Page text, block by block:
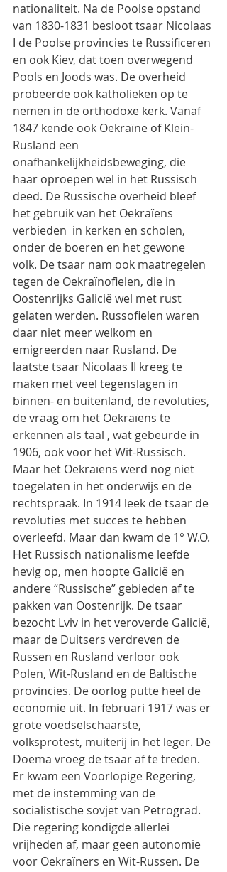
nationaliteit. Na de Poolse opstand
van 1830-1831 besloot tsaar Nicolaas
I de Poolse provincies te Russificeren
en ook Kiev, dat toen overwegend
Pools en Joods was. De overheid
probeerde ook katholieken op te
nemen in de orthodoxe kerk. Vanaf
1847 kende ook Oekraïne of Klein-
Rusland een
onafhankelijkheidsbeweging, die
haar oproepen wel in het Russisch
deed. De Russische overheid bleef
het gebruik van het Oekraïens
verbieden  in kerken en scholen,
onder de boeren en het gewone
volk. De tsaar nam ook maatregelen
tegen de Oekraïnofielen, die in
Oostenrijks Galicië wel met rust
gelaten werden. Russofielen waren
daar niet meer welkom en
emigreerden naar Rusland. De
laatste tsaar Nicolaas II kreeg te
maken met veel tegenslagen in
binnen- en buitenland, de revoluties,
de vraag om het Oekraïens te
erkennen als taal , wat gebeurde in
1906, ook voor het Wit-Russisch.
Maar het Oekraïens werd nog niet
toegelaten in het onderwijs en de
rechtspraak. In 1914 leek de tsaar de
revoluties met succes te hebben
overleefd. Maar dan kwam de 1° W.O.
Het Russisch nationalisme leefde
hevig op, men hoopte Galicië en
andere “Russische” gebieden af te
pakken van Oostenrijk. De tsaar
bezocht Lviv in het veroverde Galicië,
maar de Duitsers verdreven de
Russen en Rusland verloor ook
Polen, Wit-Rusland en de Baltische
provincies. De oorlog putte heel de
economie uit. In februari 1917 was er
grote voedselschaarste,
volksprotest, muiterij in het leger. De
Doema vroeg de tsaar af te treden.
Er kwam een Voorlopige Regering,
met de instemming van de
socialistische sovjet van Petrograd.
Die regering kondigde allerlei
vrijheden af, maar geen autonomie
voor Oekraïners en Wit-Russen. De